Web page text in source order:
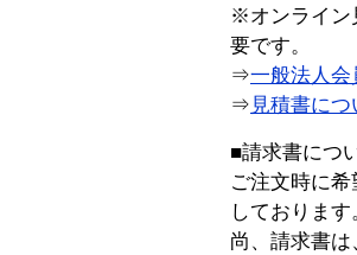
※オンライン
要です。
⇒一般法人
⇒ 見積書に
■請求書につ
ご注文時に
しております
尚、請求書